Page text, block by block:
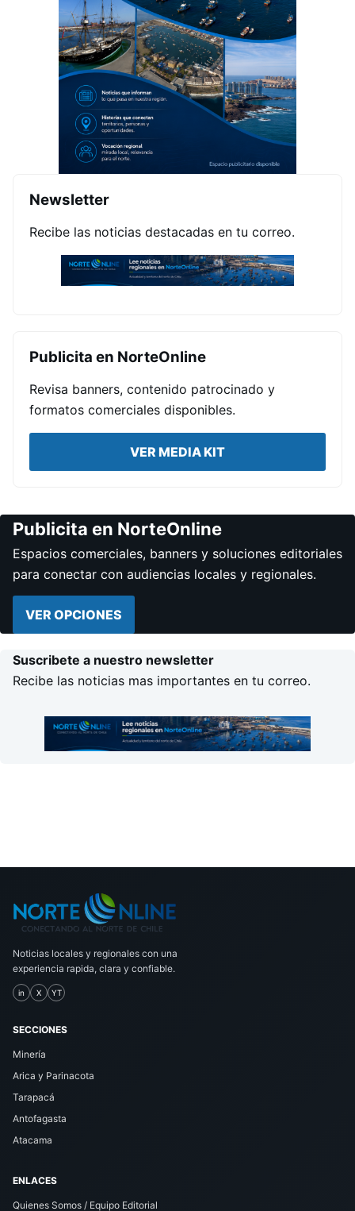
Newsletter
Recibe las noticias destacadas en tu correo.
Publicita en NorteOnline
Revisa banners, contenido patrocinado y
formatos comerciales disponibles.
VER MEDIA KIT
Publicita en NorteOnline
Espacios comerciales, banners y soluciones editoriales
para conectar con audiencias locales y regionales.
VER OPCIONES
Suscribete a nuestro newsletter
Recibe las noticias mas importantes en tu correo.
Noticias locales y regionales con una
experiencia rapida, clara y confiable.
in X YT
SECCIONES
Minería
Arica y Parinacota
Tarapacá
Antofagasta
Atacama
ENLACES
Quienes Somos / Equipo Editorial